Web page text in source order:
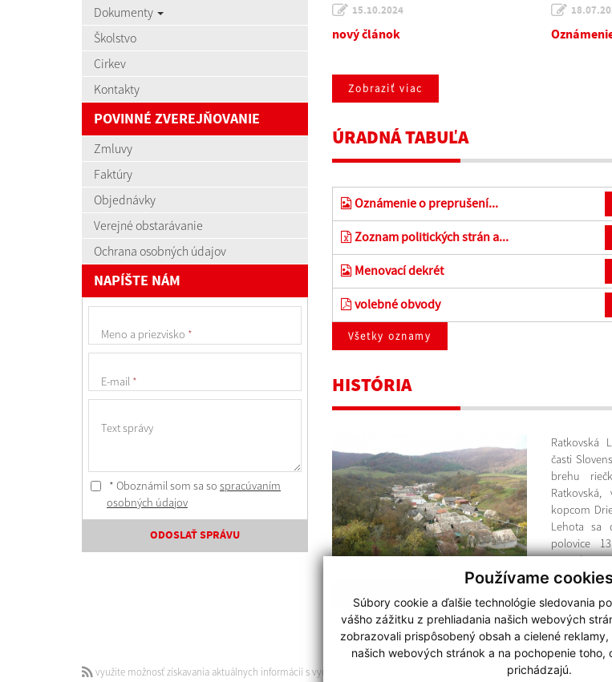
Používame cookies
Súbory cookie a ďalšie technológie sledovania
vášho zážitku z prehliadania našich webových
zobrazovali prispôsobený obsah a cielené
našich webových stránok a na pochopenie toho,
prichádzajú.
Dokumenty
Školstvo
Cirkev
Kontakty
POVINNÉ ZVEREJŇOVANIE
Zmluvy
Faktúry
Objednávky
Verejné obstarávanie
Ochrana osobných údajov
NAPÍŠTE NÁM
Meno a priezvisko *
E-mail *
Text správy
* Oboznámil som sa so spracúvaním
osobných údajov
ODOSLAŤ SPRÁVU
15.10.2024
nový článok
Zobraziť viac
ÚRADNÁ TABUĽA
Oznámenie o preprušení...
Zoznam politických strán a...
Menovací dekrét
volebné obvody
Všetky oznamy
HISTÓRIA
Ratkovská
časti
brehu
kopcom
Lehota sa
polovice
zmienka
vzniknutú
roku 1427
využite možnosť získavania aktuálnych informácií s využitím RSS